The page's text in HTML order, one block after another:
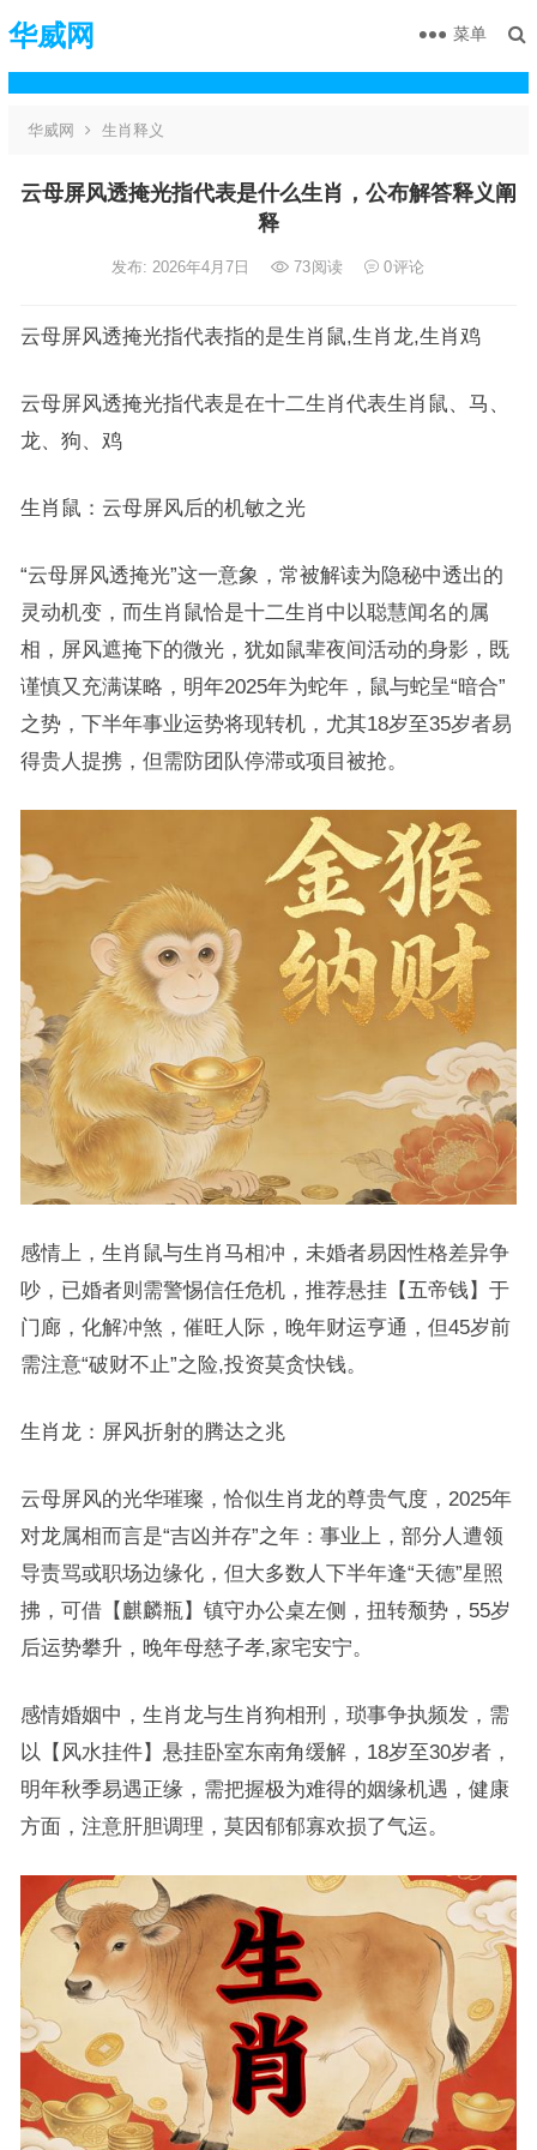
华威网 菜单
华威网 生肖释义
云母屏风透掩光指代表是什么生肖，公布解答释义阐
释
发布: 2026年4月7日 73阅读 0评论
云母屏风透掩光指代表指的是生肖鼠,生肖龙,生肖鸡
云母屏风透掩光指代表是在十二生肖代表生肖鼠、马、
龙、狗、鸡
生肖鼠：云母屏风后的机敏之光
“云母屏风透掩光”这一意象，常被解读为隐秘中透出的
灵动机变，而生肖鼠恰是十二生肖中以聪慧闻名的属
相，屏风遮掩下的微光，犹如鼠辈夜间活动的身影，既
谨慎又充满谋略，明年2025年为蛇年，鼠与蛇呈“暗合”
之势，下半年事业运势将现转机，尤其18岁至35岁者易
得贵人提携，但需防团队停滞或项目被抢。
感情上，生肖鼠与生肖马相冲，未婚者易因性格差异争
吵，已婚者则需警惕信任危机，推荐悬挂【五帝钱】于
门廊，化解冲煞，催旺人际，晚年财运亨通，但45岁前
需注意“破财不止”之险,投资莫贪快钱。
生肖龙：屏风折射的腾达之兆
云母屏风的光华璀璨，恰似生肖龙的尊贵气度，2025年
对龙属相而言是“吉凶并存”之年：事业上，部分人遭领
导责骂或职场边缘化，但大多数人下半年逢“天德”星照
拂，可借【麒麟瓶】镇守办公桌左侧，扭转颓势，55岁
后运势攀升，晚年母慈子孝,家宅安宁。
感情婚姻中，生肖龙与生肖狗相刑，琐事争执频发，需
以【风水挂件】悬挂卧室东南角缓解，18岁至30岁者，
明年秋季易遇正缘，需把握极为难得的姻缘机遇，健康
方面，注意肝胆调理，莫因郁郁寡欢损了气运。